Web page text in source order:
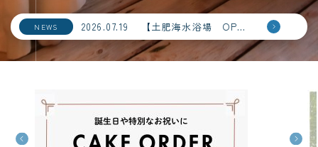
NEWS 2026.07.19 【土肥海水浴場 OPEＮ！】